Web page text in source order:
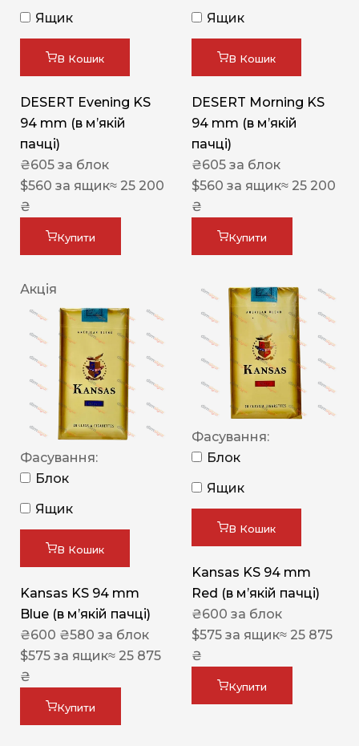
Ящик
В Кошик
DESERT Evening KS
94 mm (в мʼякій
пачці)
₴605 за блок
$560 за ящик≈ 25 200
₴
Купити
Ящик
В Кошик
DESERT Morning KS
94 mm (в мʼякій
пачці)
₴605 за блок
$560 за ящик≈ 25 200
₴
Купити
Акція
Фасування:
Блок
Ящик
В Кошик
Kansas KS 94 mm
Blue (в мʼякій пачці)
₴600 ₴580 за блок
$575 за ящик≈ 25 875
₴
Купити
Фасування:
Блок
Ящик
В Кошик
Kansas KS 94 mm
Red (в мʼякій пачці)
₴600 за блок
$575 за ящик≈ 25 875
₴
Купити